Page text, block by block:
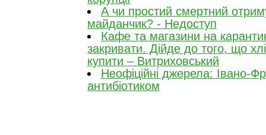
А чи простий смертний
майданчик? - Недоступ
Кафе та магазини на
закривати. Дійде до того, що
купити – Витриховський
Неофіційні джерела: Івано-
антибіотиком